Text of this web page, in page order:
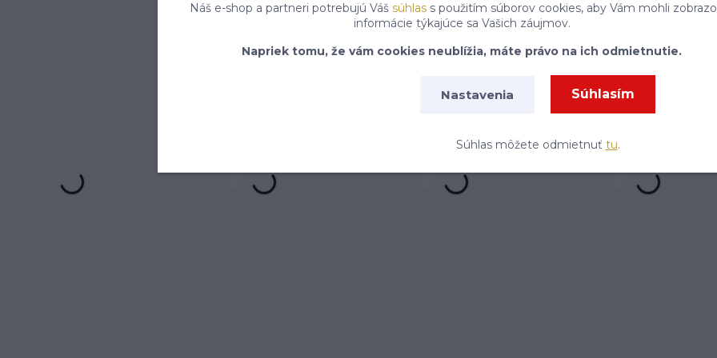
Súhlasím sospracovaním osobných údajovza účelom zasielania newslettera.
Náš e-shop a partneri potrebujú Váš súhlass použitím súborov cookies, aby Vám mohli
informácie týkajúce sa Vašich záujmov.
Napriek tomu, že vám cookies neublížia, máte právo na ich odmietnutie.
Nastavenia Súhlasím
Súhlas môžete odmietnuť tu.